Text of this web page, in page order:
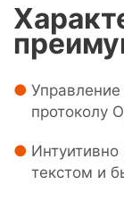
протоколу
текстом и